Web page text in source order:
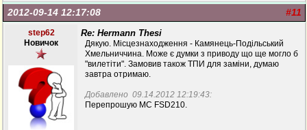
#11
2012-09-14 12:17:08
step62
Новичок
Re: Hermann Thesi
Дякую. Місцезнаходження - Камянець-Подільський
Хмельниччина. Може є думки з приводу що ще могло б
"вилетіти". Замовив також ТПИ для заміни, думаю
завтра отримаю.
Добавлено 09.14.2012 12:19:43:
Перепрошую МС FSD210.